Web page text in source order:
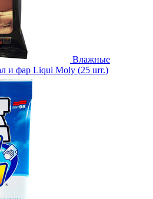
Влажные
и фар Liqui Moly (25 шт.)